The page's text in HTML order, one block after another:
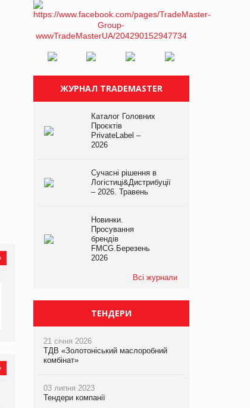
ЖУРНАЛ TRADEMASTER
Каталог Головних
Проєктів
PrivateLabel –
2026
Сучасні рішення в
Логістиці&Дистрибуції
– 2026. Травень
Новинки.
Просування
брендів
FMCG.Березень
2026
Всі журнали
ТЕНДЕРИ
21 січня 2026
ТДВ «Золотоніський маслоробний
комбінат»
03 липня 2023
Тендери компанії